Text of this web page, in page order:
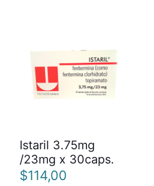
Istaril 3.75mg
/23mg x 30caps.
$114,00